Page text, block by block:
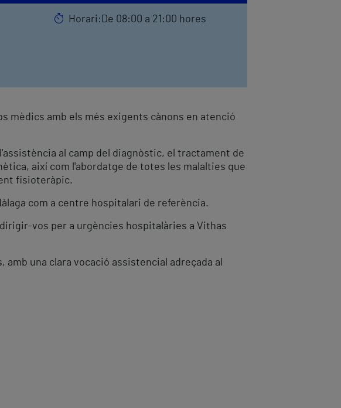
Horari:De 08:00 a 21:00 hores
mèdics amb els més exigents cànons en atenció
al camp del diagnòstic, el tractament de
així com l'abordatge de totes les malalties que
fisioteràpic.
com a centre hospitalari de referència.
vos per a urgències hospitalàries a Vithas
una clara vocació assistencial adreçada al